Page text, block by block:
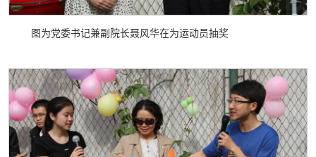
图为党委书记兼副院长聂风华在为运动员抽奖